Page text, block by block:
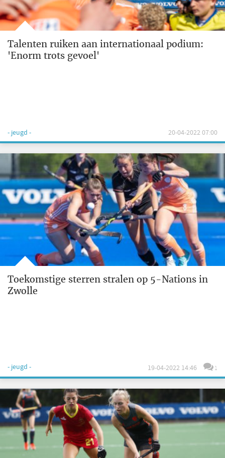
Talenten ruiken aan internationaal podium:
'Enorm trots gevoel'
- jeugd - 20-04-2022 07:00
Toekomstige sterren stralen op 5-Nations in
Zwolle
- jeugd - 19-04-2022 14:46 1